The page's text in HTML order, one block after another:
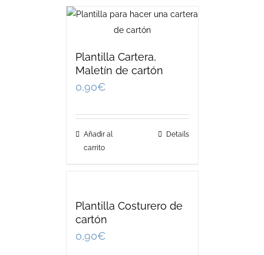
Plantilla Cartera,
Maletín de cartón
0,90€
Añadir al
carrito
Details
Plantilla Costurero de
cartón
0,90€